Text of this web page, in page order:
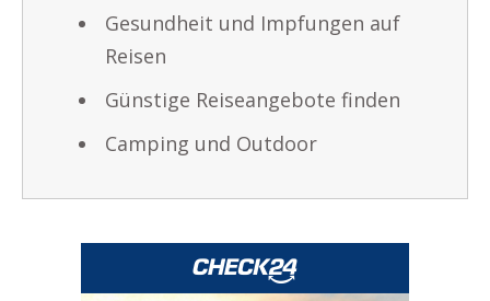
Gesundheit und Impfungen auf
Reisen
Günstige Reiseangebote finden
Camping und Outdoor